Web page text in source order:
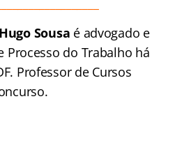
Hugo Sousa é advogado e
Processo do Trabalho há
Professor de Cursos